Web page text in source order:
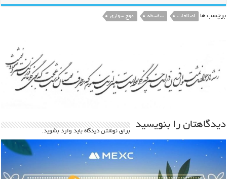
برچسب ها اصلاحات سفسطه موج سواری
دیدگاهتان را بنویسید
برای نوشتن دیدگاه باید وارد بشوید.